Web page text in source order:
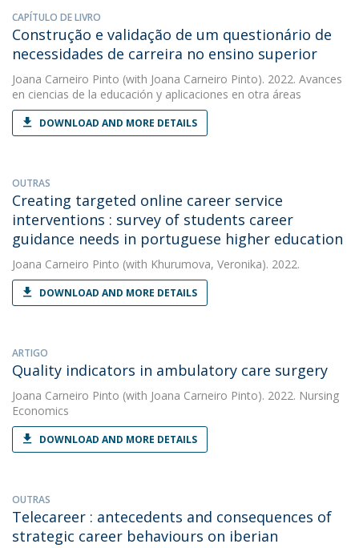
CAPÍTULO DE LIVRO
Construção e validação de um questionário de
necessidades de carreira no ensino superior
Joana Carneiro Pinto (with Joana Carneiro Pinto). 2022. Avances
en ciencias de la educación y aplicaciones en otra áreas
DOWNLOAD AND MORE DETAILS
OUTRAS
Creating targeted online career service
interventions : survey of students career
guidance needs in portuguese higher education
Joana Carneiro Pinto (with Khurumova, Veronika). 2022.
DOWNLOAD AND MORE DETAILS
ARTIGO
Quality indicators in ambulatory care surgery
Joana Carneiro Pinto (with Joana Carneiro Pinto). 2022. Nursing
Economics
DOWNLOAD AND MORE DETAILS
OUTRAS
Telecareer : antecedents and consequences of
strategic career behaviours on iberian